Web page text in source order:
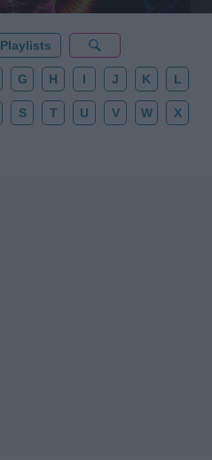
Playlists
G H I J K L
S T U V W X